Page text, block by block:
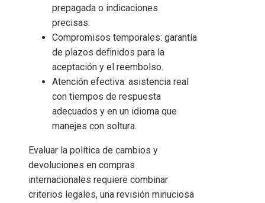
prepagada o indicaciones
precisas.
Compromisos temporales: garantía
de plazos definidos para la
aceptación y el reembolso.
Atención efectiva: asistencia real
con tiempos de respuesta
adecuados y en un idioma que
manejes con soltura.
Evaluar la política de cambios y
devoluciones en compras
internacionales requiere combinar
criterios legales, una revisión minuciosa